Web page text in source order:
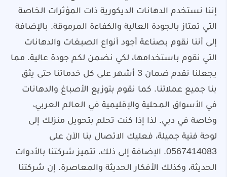
إننا نستخدم الدهانات الديكورية ذات المؤثرات الخاصة
التي تمتاز بالجودة العالية والكفاءة المرموقة. بالإضافة
إلى أننا نقوم بصناعة أجود أنواع الصبغات والدهانات
التي نقوم باستخدامها، لكي نضمن لكم جودة عالية. مما
يجعلنا نقدم ضمان 3 أشهر على كل خدماتنا حتى يثق
بنا جميع عملائنا. كما نقوم بتوزيع الأصباغ والدهانات
في الأسواق المحلية والإقليمية في العالم العربي،
وخاصة في دبي. لذا إذا كنت تحلم بتحويل منزلك إلى
لوحة فنية جميلة، فعليك الاتصال بنا الآن على
0567414083. الإضافة إلى ذلك، تتميز شركتنا بالأدوات
الحديثة، وكذلك الأفكار الحديثة والمعاصرة. إن شركتنا